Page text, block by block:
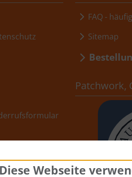
FAQ -
Sitemap
Patchwork,
Diese Webseite